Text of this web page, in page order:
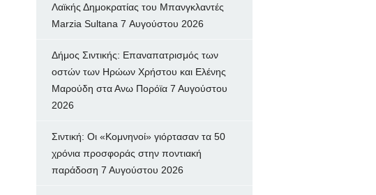
Λαϊκής Δημοκρατίας του Μπανγκλαντές
Marzia Sultana 7 Αυγούστου 2026
Δήμος Σιντικής: Επαναπατρισμός των
oστών των Ηρώων Χρήστου και Ελένης
Μαρούδη στα Ανω Πορόϊα 7 Αυγούστου
2026
Σιντική: Οι «Κομνηνοί» γιόρτασαν τα 50
χρόνια προσφοράς στην ποντιακή
παράδοση 7 Αυγούστου 2026